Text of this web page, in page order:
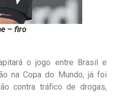
– firo
o jogo entre Brasil e
na Copa do Mundo, já foi
contra tráfico de drogas,